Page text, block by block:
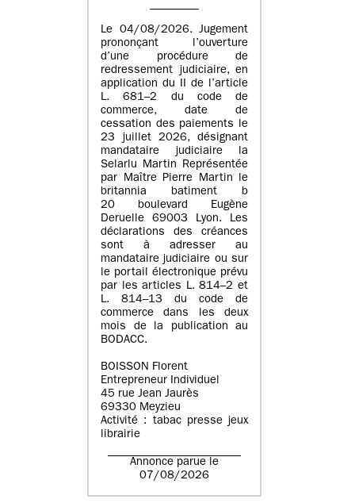
Le 04/08/2026. Jugement
prononçant l’ouverture
d’une procédure de
redressement judiciaire, en
application du II de l’article
L. 681–2 du code de
commerce, date de
cessation des paiements le
23 juillet 2026, désignant
mandataire judiciaire la
Selarlu Martin Représentée
par Maître Pierre Martin le
britannia batiment b
20 boulevard Eugène
Deruelle 69003 Lyon. Les
déclarations des créances
sont à adresser au
mandataire judiciaire ou sur
le portail électronique prévu
par les articles L. 814–2 et
L. 814–13 du code de
commerce dans les deux
mois de la publication au
BODACC.
BOISSON Florent
Entrepreneur Individuel
45 rue Jean Jaurès
69330 Meyzieu
Activité : tabac presse jeux
librairie
Annonce parue le
07/08/2026